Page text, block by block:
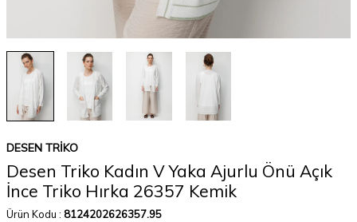
DESEN TRIKO
Desen Triko Kadın V Yaka Ajurlu Önü Açık
İnce Triko Hırka 26357 Kemik
Ürün Kodu : 8124202626357.95